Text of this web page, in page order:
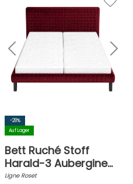
-28%
Auf Lager
Bett Ruché Stoff
Harald-3 Aubergine
582 Rot ohne
Ligne Roset